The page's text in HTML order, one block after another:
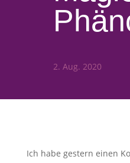
2. Aug. 2020
Ich habe gestern einen